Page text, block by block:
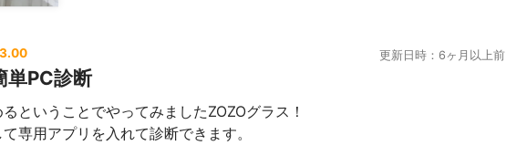
3.00 更新日時：6ヶ月以上前
単PC診断
ということでやってみましたZOZOグラス！
専用アプリを入れて診断できます。